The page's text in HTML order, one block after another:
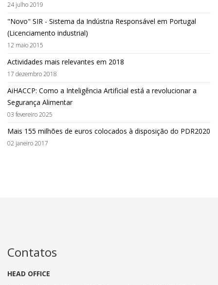
24 julho 2019
"Novo" SIR - Sistema da Indústria Responsável em Portugal
(Licenciamento industrial)
12 maio 2015
Actividades mais relevantes em 2018
17 dezembro 2018
AiHACCP: Como a Inteligência Artificial está a revolucionar a
Segurança Alimentar
03 fevereiro 2025
Mais 155 milhões de euros colocados à disposição do PDR2020
02 janeiro 2017
Contatos
HEAD OFFICE